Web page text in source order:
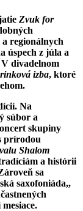
Zvuk for
regionálnych
úspech z júla a
divadelnom
izba, ktoré
Na
súbor a
skupiny
prírodou
Shalom
a histórii
sa
saxofoniáda,,